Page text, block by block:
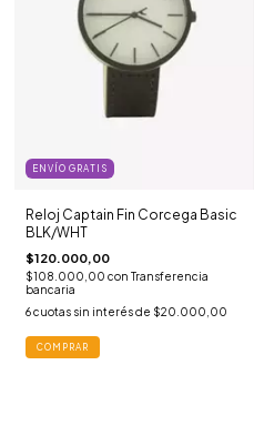
ENVÍO GRATIS
Reloj Captain Fin Corcega Basic
BLK/WHT
$120.000,00
$108.000,00 con Transferencia
bancaria
6 cuotas sin interés de $20.000,00
COMPRAR